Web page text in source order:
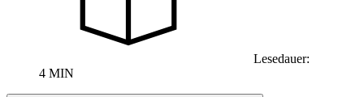
Lesedauer:
4 MIN